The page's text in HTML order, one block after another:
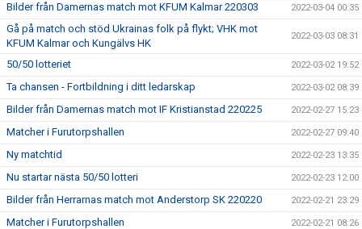
Bilder från Damernas match mot KFUM Kalmar 220303 2022-03-04 00:35
Gå på match och stöd Ukrainas folk på flykt; VHK mot
KFUM Kalmar och Kungälvs HK
2022-03-03 08:31
50/50 lotteriet 2022-03-02 19:52
Ta chansen - Fortbildning i ditt ledarskap 2022-03-02 08:39
Bilder från Damernas match mot IF Kristianstad 220225 2022-02-27 15:23
Matcher i Furutorpshallen 2022-02-27 09:40
Ny matchtid 2022-02-23 13:35
Nu startar nästa 50/50 lotteri 2022-02-23 12:00
Bilder från Herrarnas match mot Anderstorp SK 220220 2022-02-21 23:29
Matcher i Furutorpshallen 2022-02-21 08:26